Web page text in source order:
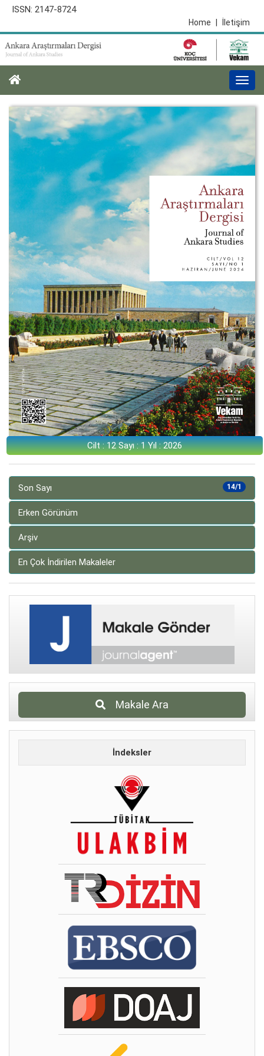
ISSN: 2147-8724
İletişim
Home
Cilt : 12 Sayı : 1 Yıl : 2026
14/1
Son Sayı
Erken Görünüm
Arşiv
En Çok İndirilen Makaleler
Makale Ara
İndeksler